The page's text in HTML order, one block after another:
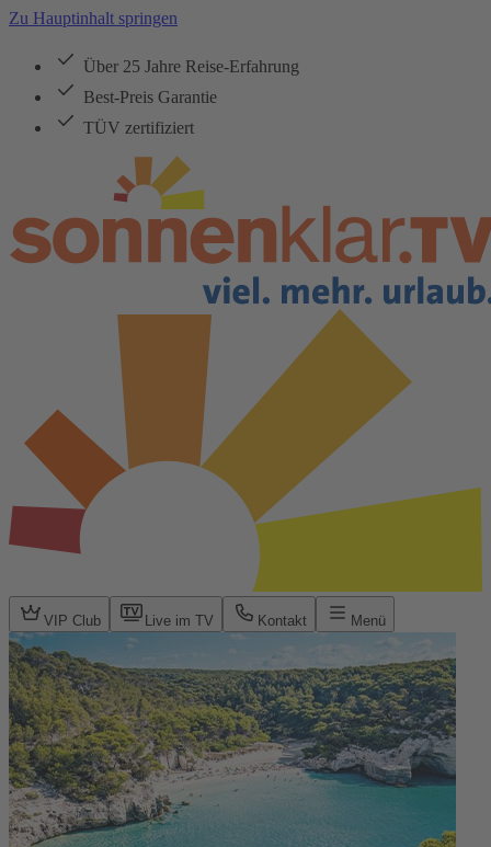
Zu Hauptinhalt springen
Über 25 Jahre Reise-Erfahrung
Best-Preis Garantie
TÜV zertifiziert
VIP Club Live im TV Kontakt Menü